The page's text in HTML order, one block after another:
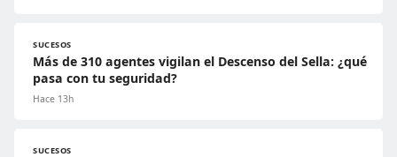
SUCESOS
Más de 310 agentes vigilan el Descenso del Sella: ¿qué
pasa con tu seguridad?
Hace 13h
SUCESOS